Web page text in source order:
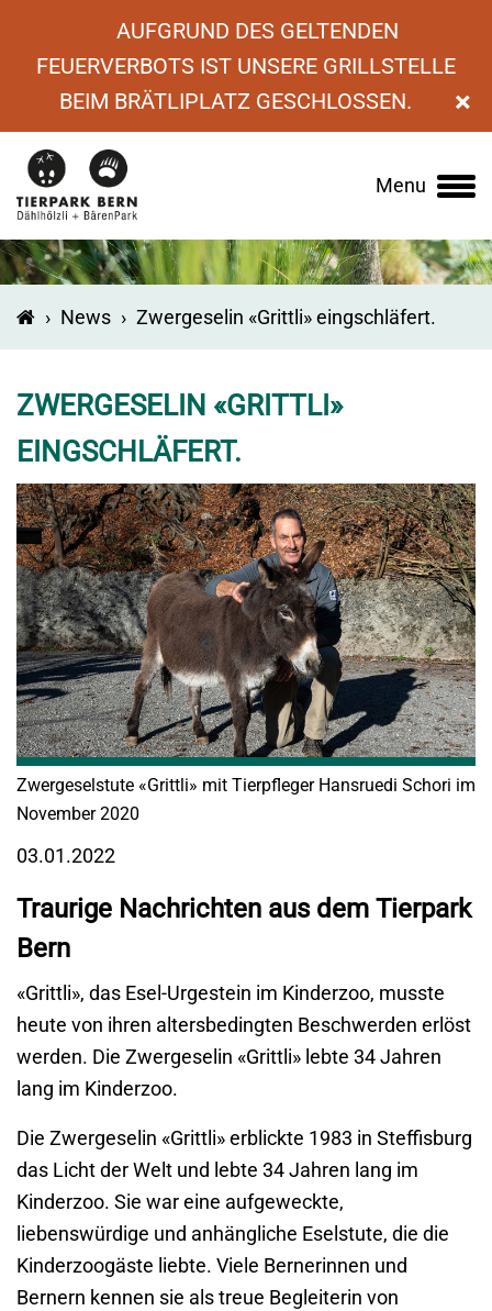
AUFGRUND DES GELTENDEN
FEUERVERBOTS IST UNSERE GRILLSTELLE
BEIM BRÄTLIPLATZ GESCHLOSSEN.
×
Main
Menu
› News › Zwergeselin «Grittli» eingschläfert.
ZWERGESELIN «GRITTLI»
EINGSCHLÄFERT.
Zwergeselstute «Grittli» mit Tierpfleger Hansruedi Schori im
November 2020
03.01.2022
Traurige Nachrichten aus dem Tierpark
Bern
«Grittli», das Esel-Urgestein im Kinderzoo, musste
heute von ihren altersbedingten Beschwerden erlöst
werden. Die Zwergeselin «Grittli» lebte 34 Jahren
lang im Kinderzoo.
Die Zwergeselin «Grittli» erblickte 1983 in Steffisburg
das Licht der Welt und lebte 34 Jahren lang im
Kinderzoo. Sie war eine aufgeweckte,
liebenswürdige und anhängliche Eselstute, die die
Kinderzoogäste liebte. Viele Bernerinnen und
Bernern kennen sie als treue Begleiterin von